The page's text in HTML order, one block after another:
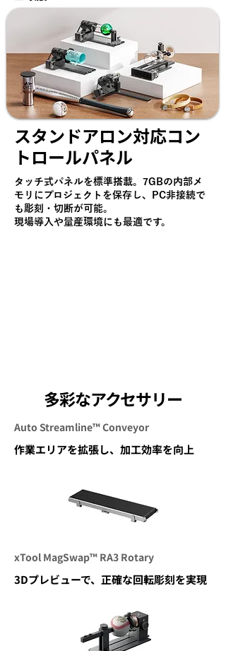
スタンドアロン対応コン
トロールパネル
タッチ式パネルを標準搭載。7GBの内部メ
モリにプロジェクトを保存し、PC非接続で
も彫刻・切断が可能。
現場導入や量産環境にも最適です。
多彩なアクセサリー
Auto Streamline™ Conveyor
作業エリアを拡張し、加工効率を向上
xTool MagSwap™ RA3 Rotary
3Dプレビューで、正確な回転彫刻を実現